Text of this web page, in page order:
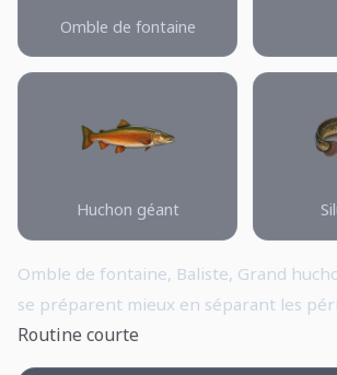
Omble de fontaine
Huchon géant
Omble de fontaine, Baliste, Grand
se préparent mieux en séparant les
Routine courte